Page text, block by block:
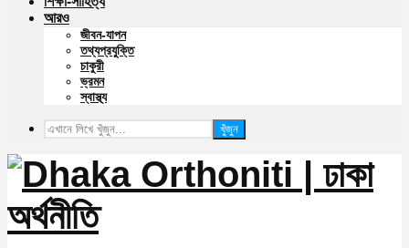
আরও
জীবন-যাপন
তথ্যপ্রযুক্তি
চাকুরী
ভ্রমন
স্বাস্থ্য
খুঁজুন